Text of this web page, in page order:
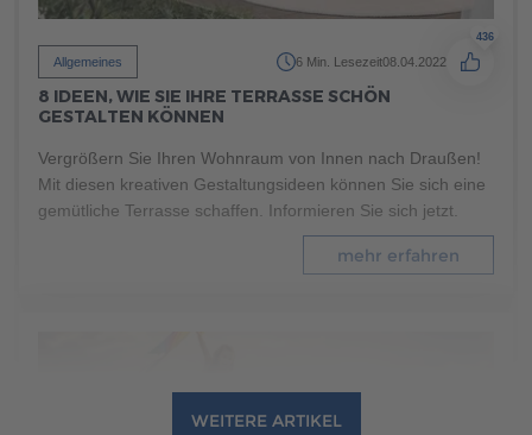
unseren Tipps planen Sie Ihre Stadtvilla Schritt für Schritt -
mehr erfahren
Allgemeines 6 Min. Lesezeit08.04.2022
436
8 IDEEN, WIE SIE IHRE TERRASSE SCHÖN
GESTALTEN KÖNNEN
Vergrößern Sie Ihren Wohnraum von Innen nach Draußen!
Mit diesen kreativen Gestaltungsideen können Sie sich eine
gemütliche Terrasse schaffen. Informieren Sie sich jetzt.
mehr erfahren
WEITERE ARTIKEL